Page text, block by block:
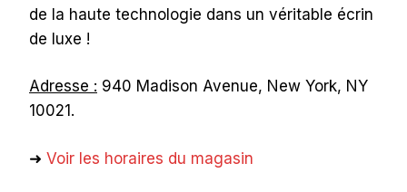
de la haute technologie dans un véritable écrin
de luxe !
Adresse : 940 Madison Avenue, New York, NY
10021.
➜ Voir les horaires du magasin